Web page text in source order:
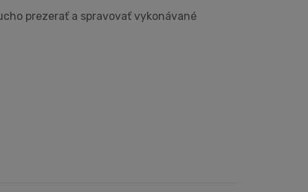
prezerať a spravovať vykonávané